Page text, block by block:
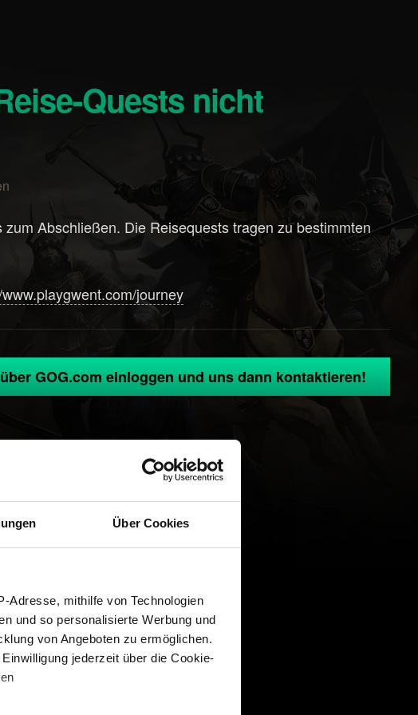
Über Cookies
Adresse, mithilfe von Technologien
und so personalisierte Werbung und
von Angeboten zu ermöglichen.
jederzeit über die Cookie-
Abschließen. Die Reisequests tragen zu bestimmten
journey
GOG.com einloggen und uns dann kontaktieren!